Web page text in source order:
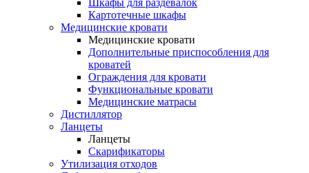
Шкафы для раздевалок
Картотечные шкафы
Медицинские кровати
Медицинские кровати
Дополнительные приспособления для
кроватей
Ограждения для кровати
Функциональные кровати
Медицинские матрасы
Дистиллятор
Ланцеты
Ланцеты
Скарификаторы
Утилизация отходов